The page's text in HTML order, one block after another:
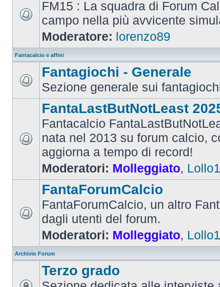
FM15 : La squadra di Forum
campo nella più avvicente
Moderatore: lorenzo89
Fantacalcio e affini
Fantagiochi - Generale
Sezione generale sui
FantaLastButNotLeast
Fantacalcio
nata nel 2013 su forum calcio,
aggiorna a tempo di record!
Moderatori: Molleggiato,
FantaForumCalcio
FantaForumCalcio, un altro
dagli utenti del forum.
Moderatori: Molleggiato,
Archivio Forum
Terzo grado